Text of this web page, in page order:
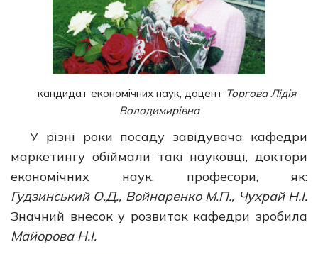
кандидат економічних наук, доцент Торгова Лідія
Володимирівна
У різні роки посаду завідувача кафедри
маркетингу обіймали такі науковці, доктори
економічних наук, професори, як:
Гудзинський О.Д., Войнаренко М.П., Чухрай Н.І.
Значний внесок у розвиток кафедри зробила
Майорова Н.І.